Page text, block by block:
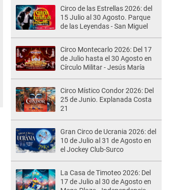
Circo de las Estrellas 2026: del
15 Julio al 30 Agosto. Parque
de las Leyendas - San Miguel
Circo Montecarlo 2026: Del 17
de Julio hasta el 30 Agosto en
Círculo Militar - Jesús María
Circo Místico Condor 2026: Del
25 de Junio. Explanada Costa
21
Gran Circo de Ucrania 2026: del
10 de Julio al 31 de Agosto en
el Jockey Club-Surco
La Casa de Timoteo 2026: Del
17 de Julio al 30 de Agosto en